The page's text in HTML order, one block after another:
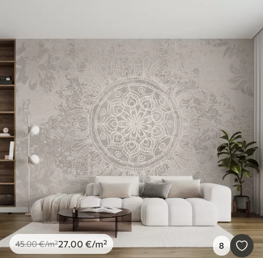
45.00€/m²27.00 €/m² 8